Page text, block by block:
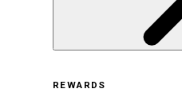
REWARDS